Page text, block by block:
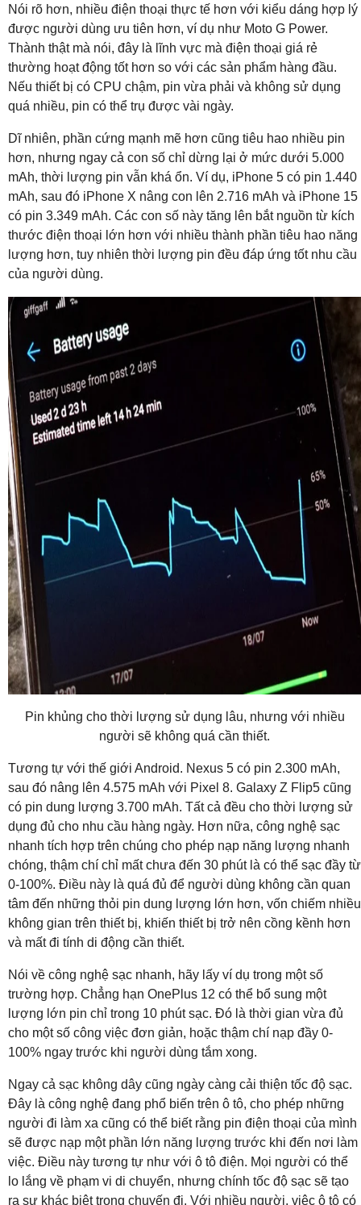
Nói rõ hơn, nhiều điện thoại thực tế hơn với kiểu dáng hợp lý
được người dùng ưu tiên hơn, ví dụ như Moto G Power.
Thành thật mà nói, đây là lĩnh vực mà điện thoại giá rẻ
thường hoạt động tốt hơn so với các sản phẩm hàng đầu.
Nếu thiết bị có CPU chậm, pin vừa phải và không sử dụng
quá nhiều, pin có thể trụ được vài ngày.
Dĩ nhiên, phần cứng mạnh mẽ hơn cũng tiêu hao nhiều pin
hơn, nhưng ngay cả con số chỉ dừng lại ở mức dưới 5.000
mAh, thời lượng pin vẫn khá ổn. Ví dụ, iPhone 5 có pin 1.440
mAh, sau đó iPhone X nâng con lên 2.716 mAh và iPhone 15
có pin 3.349 mAh. Các con số này tăng lên bắt nguồn từ kích
thước điện thoại lớn hơn với nhiều thành phần tiêu hao năng
lượng hơn, tuy nhiên thời lượng pin đều đáp ứng tốt nhu cầu
của người dùng.
Pin khủng cho thời lượng sử dụng lâu, nhưng với nhiều
người sẽ không quá cần thiết.
Tương tự với thế giới Android. Nexus 5 có pin 2.300 mAh,
sau đó nâng lên 4.575 mAh với Pixel 8. Galaxy Z Flip5 cũng
có pin dung lượng 3.700 mAh. Tất cả đều cho thời lượng sử
dụng đủ cho nhu cầu hàng ngày. Hơn nữa, công nghệ sạc
nhanh tích hợp trên chúng cho phép nạp năng lượng nhanh
chóng, thậm chí chỉ mất chưa đến 30 phút là có thể sạc đầy từ
0-100%. Điều này là quá đủ để người dùng không cần quan
tâm đến những thỏi pin dung lượng lớn hơn, vốn chiếm nhiều
không gian trên thiết bị, khiến thiết bị trở nên cồng kềnh hơn
và mất đi tính di động cần thiết.
Nói về công nghệ sạc nhanh, hãy lấy ví dụ trong một số
trường hợp. Chẳng hạn OnePlus 12 có thể bổ sung một
lượng lớn pin chỉ trong 10 phút sạc. Đó là thời gian vừa đủ
cho một số công việc đơn giản, hoặc thậm chí nạp đầy 0-
100% ngay trước khi người dùng tắm xong.
Ngay cả sạc không dây cũng ngày càng cải thiện tốc độ sạc.
Đây là công nghệ đang phổ biến trên ô tô, cho phép những
người đi làm xa cũng có thể biết rằng pin điện thoại của mình
sẽ được nạp một phần lớn năng lượng trước khi đến nơi làm
việc. Điều này tương tự như với ô tô điện. Mọi người có thể
lo lắng về phạm vi di chuyển, nhưng chính tốc độ sạc sẽ tạo
ra sự khác biệt trong chuyến đi. Với nhiều người, việc ô tô có